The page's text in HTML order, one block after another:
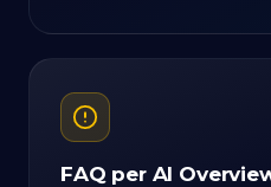
FAQ per AI